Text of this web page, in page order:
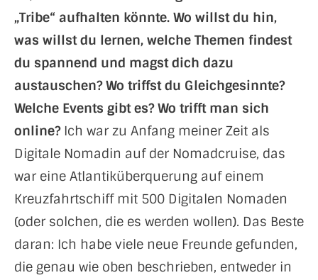
„Tribe“ aufhalten könnte. Wo willst du hin,
was willst du lernen, welche Themen findest
du spannend und magst dich dazu
austauschen? Wo triffst du Gleichgesinnte?
Welche Events gibt es? Wo trifft man sich
online? Ich war zu Anfang meiner Zeit als
Digitale Nomadin auf der Nomadcruise, das
war eine Atlantiküberquerung auf einem
Kreuzfahrtschiff mit 500 Digitalen Nomaden
(oder solchen, die es werden wollen). Das Beste
daran: Ich habe viele neue Freunde gefunden,
die genau wie oben beschrieben, entweder in